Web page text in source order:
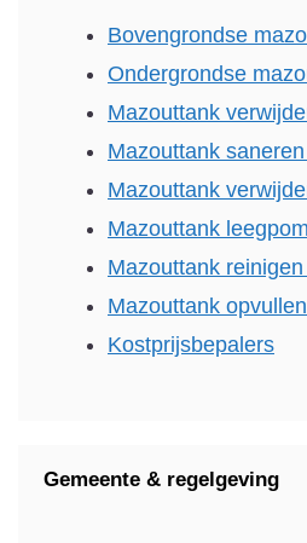
Bovengrondse
Ondergrondse
Mazouttank
Mazouttank
Mazouttank
Mazouttank
Mazouttank
Mazouttank
Kostprijsbepalers
Gemeente & regelgeving